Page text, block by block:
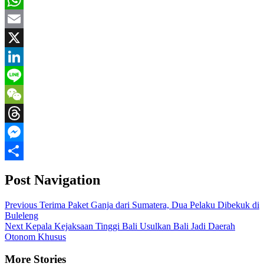
WhatsApp
Email
X
LinkedIn
Line
WeChat
Threads
Messenger
Post Navigation
Previous Terima Paket Ganja dari Sumatera, Dua Pelaku Dibekuk di
Buleleng
Next Kepala Kejaksaan Tinggi Bali Usulkan Bali Jadi Daerah
Otonom Khusus
More Stories